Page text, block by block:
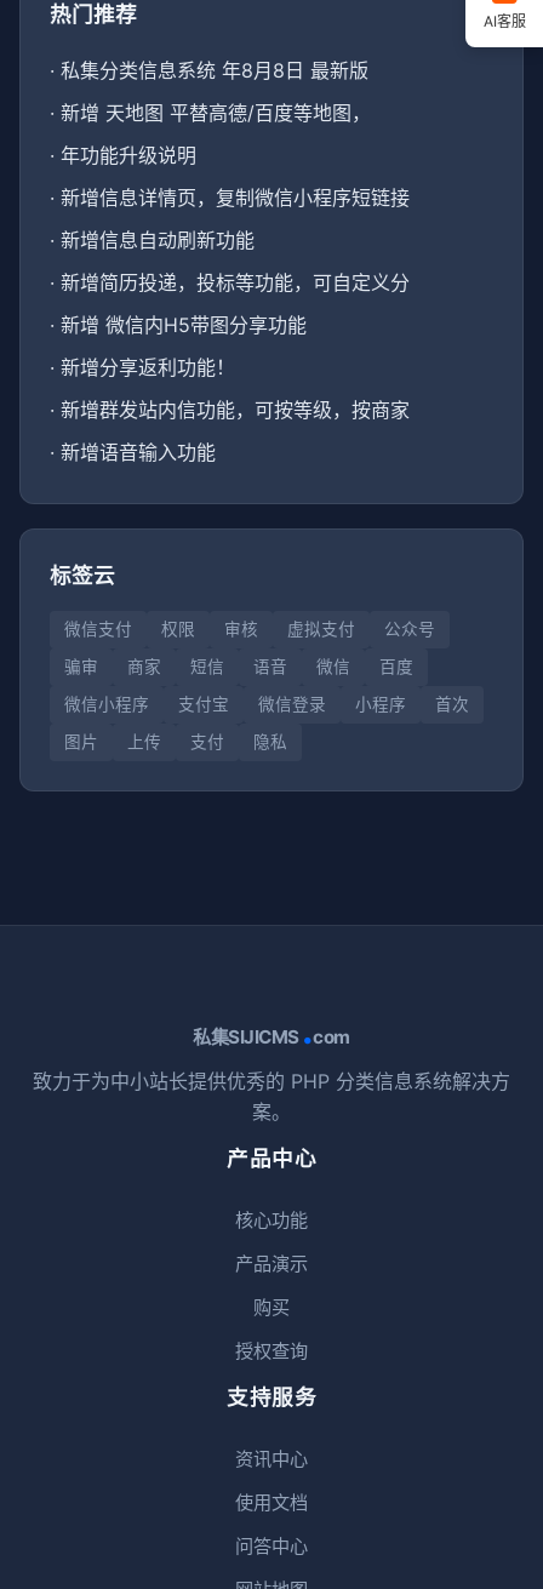
热门推荐
· 私集分类信息系统 年8月8日 最新版
· 新增 天地图 平替高德/百度等地图，
· 年功能升级说明
· 新增信息详情页，复制微信小程序短链接
· 新增信息自动刷新功能
· 新增简历投递，投标等功能，可自定义分
· 新增 微信内H5带图分享功能
· 新增分享返利功能！
· 新增群发站内信功能，可按等级，按商家
· 新增语音输入功能
标签云
微信支付 权限 审核 虚拟支付
公众号
骗审
商家 短信 语音 微信
百度
微信小程序
支付宝 微信登录 小程序
首次
图片
上传 支付 隐私
私集SIJICMS .com
致力于为中小站长提供优秀的 PHP 分类信息系统解决方
案。
产品中心
核心功能
产品演示
购买
授权查询
支持服务
资讯中心
使用文档
问答中心
AI客服